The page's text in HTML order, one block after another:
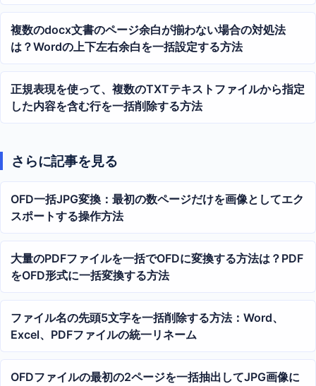
複数のdocx文書のページ余白が揃わない場合の対処法
は？Wordの上下左右余白を一括設定する方法
正規表現を使って、複数のTXTテキストファイルから指定
した内容を含む行を一括削除する方法
さらに記事を見る
OFD一括JPG変換：最初の数ページだけを画像としてエク
スポートする操作方法
大量のPDFファイルを一括でOFDに変換する方法は？PDF
をOFD形式に一括変換する方法
ファイル名の先頭5文字を一括削除する方法：Word、
Excel、PDFファイルの統一リネーム
OFDファイルの最初の2ページを一括抽出してJPG画像に